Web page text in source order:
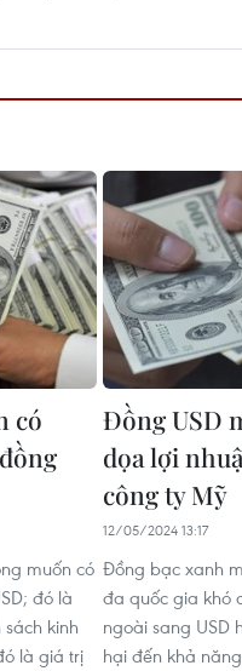
có
muốn có
đó là
kinh
là giá trị
Đồng USD
dọa lợi
công ty Mỹ
12/05/2024 13:17
Đồng bạc xanh
đa quốc gia khó
ngoài sang USD
hại đến khả